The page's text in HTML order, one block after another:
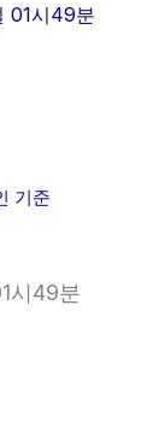
01시49분
기준
시49분